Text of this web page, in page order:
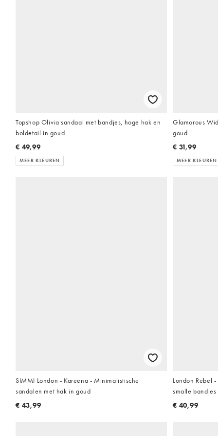
Topshop Olivia sandaal met bandjes, hoge hak en
boldetail in goud
€ 49,99
MEER KLEUREN
Glamorous
goud
€ 31,99
MEER KLEUREN
SIMMI London - Kareena - Minimalistische
sandalen met hak in goud
€ 43,99
London Rebel
smalle
€ 40,99